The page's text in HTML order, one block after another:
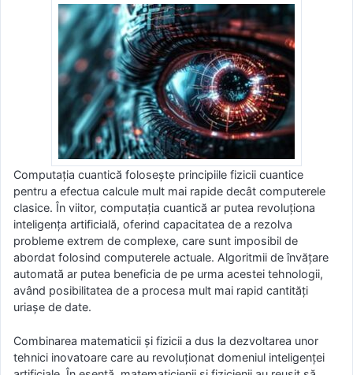
Computația cuantică folosește principiile fizicii cuantice
pentru a efectua calcule mult mai rapide decât computerele
clasice. În viitor, computația cuantică ar putea revoluționa
inteligența artificială, oferind capacitatea de a rezolva
probleme extrem de complexe, care sunt imposibil de
abordat folosind computerele actuale. Algoritmii de învățare
automată ar putea beneficia de pe urma acestei tehnologii,
având posibilitatea de a procesa mult mai rapid cantități
uriașe de date.
Combinarea matematicii și fizicii a dus la dezvoltarea unor
tehnici inovatoare care au revoluționat domeniul inteligenței